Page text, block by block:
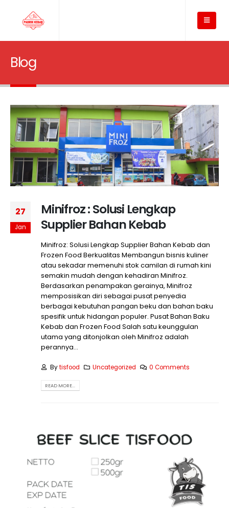
Blog
27
Jan
Minifroz : Solusi Lengkap
Supplier Bahan Kebab
Minifroz: Solusi Lengkap Supplier Bahan Kebab dan
Frozen Food Berkualitas Membangun bisnis kuliner
atau sekadar memenuhi stok camilan di rumah kini
semakin mudah dengan kehadiran Minifroz.
Berdasarkan penampakan gerainya, Minifroz
memposisikan diri sebagai pusat penyedia
berbagai kebutuhan pangan beku dan bahan baku
spesifik untuk hidangan populer. Pusat Bahan Baku
Kebab dan Frozen Food Salah satu keunggulan
utama yang ditonjolkan oleh Minifroz adalah
perannya...
Bytisfood Uncategorized 0 Comments
READ MORE...